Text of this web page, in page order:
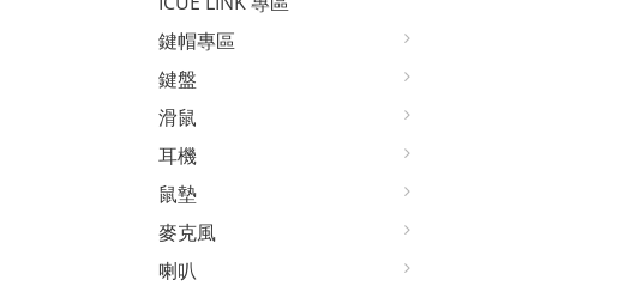
鍵帽專區
鍵盤
滑鼠
耳機
鼠墊
麥克風
喇叭